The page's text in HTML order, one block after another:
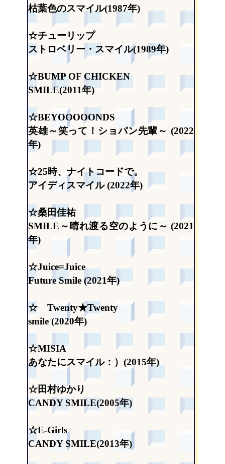
枯葉色のスマイル(1987年)
☆チューリップ
ストロベリー・スマイル(1989年)
☆BUMP OF CHICKEN
SMILE(2011年)
☆BEYOOOOONDS
英雄～笑って！ショパン先輩～ (2022
年)
☆25時、ナイトコードで。
アイディスマイル (2022年)
☆桑田佳祐
SMILE～晴れ渡る空のように～ (2021
年)
☆Juice=Juice
Future Smile (2021年)
☆ Twenty★Twenty
smile (2020年)
☆MISIA
あなたにスマイル：）(2015年)
☆田村ゆかり
CANDY SMILE(2005年)
☆E-Girls
CANDY SMILE(2013年)